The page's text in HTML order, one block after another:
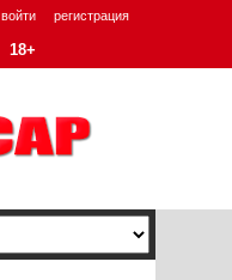
войти регистрация
18+